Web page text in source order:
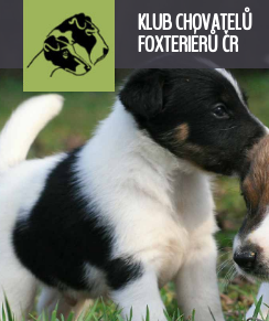
KLUB CHOVATELŮ
FOXTERIÉRŮ ČR